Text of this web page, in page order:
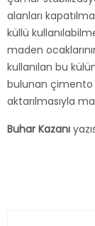
alanları
küllü
maden
kullanılan bu
bulunan
aktarılmasıyla
Buhar Kazanı